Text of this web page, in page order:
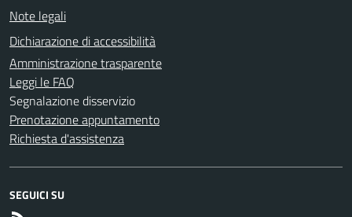
Note legali
Dichiarazione di accessibilità
Amministrazione trasparente
Leggi le FAQ
Segnalazione disservizio
Prenotazione appuntamento
Richiesta d'assistenza
SEGUICI SU